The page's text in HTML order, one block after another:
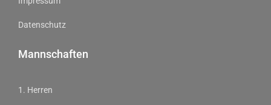
Datenschutz
Mannschaften
1. Herren